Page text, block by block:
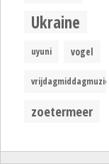
Ukraine
uyuni vogel
vrijdagmiddagmuziek
zoetermeer